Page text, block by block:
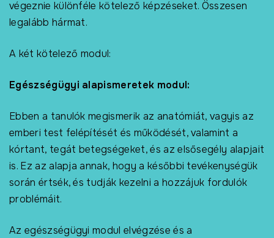
végeznie különféle kötelező képzéseket. Összesen
legalább hármat.
A két kötelező modul:
Egészségügyi alapismeretek modul:
Ebben a tanulók megismerik az anatómiát, vagyis az
emberi test felépítését és működését, valamint a
kórtant, tegát betegségeket, és az elsősegély alapjait
is. Ez az alapja annak, hogy a későbbi tevékenységük
során értsék, és tudják kezelni a hozzájuk fordulók
problémáit.
Az egészségügyi modul elvégzése és a